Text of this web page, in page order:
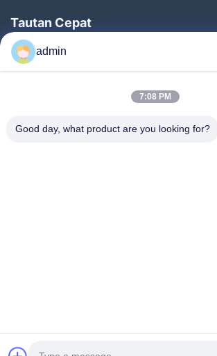
Tautan Cepat
Rumah
Produk
Tentang Kami
admin
7:08 PM
Good day, what product are you looking for?